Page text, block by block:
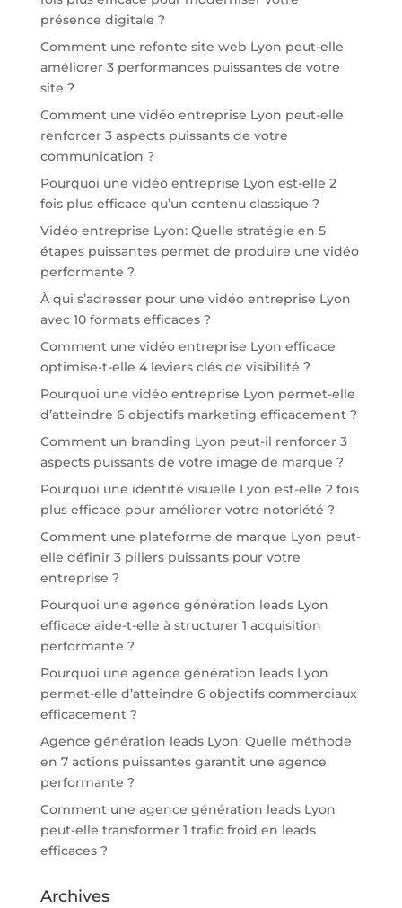
présence digitale ?
Comment une refonte site web Lyon peut-elle
améliorer 3 performances puissantes de votre
site ?
Comment une vidéo entreprise Lyon peut-elle
renforcer 3 aspects puissants de votre
communication ?
Pourquoi une vidéo entreprise Lyon est-elle 2
fois plus efficace qu’un contenu classique ?
Vidéo entreprise Lyon: Quelle stratégie en 5
étapes puissantes permet de produire une vidéo
performante ?
À qui s’adresser pour une vidéo entreprise Lyon
avec 10 formats efficaces ?
Comment une vidéo entreprise Lyon efficace
optimise-t-elle 4 leviers clés de visibilité ?
Pourquoi une vidéo entreprise Lyon permet-elle
d’atteindre 6 objectifs marketing efficacement ?
Comment un branding Lyon peut-il renforcer 3
aspects puissants de votre image de marque ?
Pourquoi une identité visuelle Lyon est-elle 2 fois
plus efficace pour améliorer votre notoriété ?
Comment une plateforme de marque Lyon peut-
elle définir 3 piliers puissants pour votre
entreprise ?
Pourquoi une agence génération leads Lyon
efficace aide-t-elle à structurer 1 acquisition
performante ?
Pourquoi une agence génération leads Lyon
permet-elle d’atteindre 6 objectifs commerciaux
efficacement ?
Agence génération leads Lyon: Quelle méthode
en 7 actions puissantes garantit une agence
performante ?
Comment une agence génération leads Lyon
peut-elle transformer 1 trafic froid en leads
efficaces ?
Archives